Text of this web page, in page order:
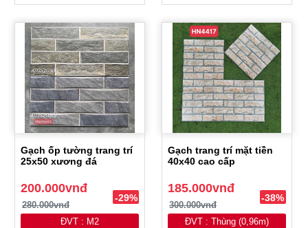
Gạch ốp tường trang trí
25x50 xương đá
200.000vnđ
280.000vnđ
-29%
ĐVT : M2
Gạch trang trí mặt tiền
40x40 cao cấp
185.000vnđ
300.000vnđ
-38%
ĐVT : Thùng (0,96m)